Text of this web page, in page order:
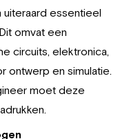
uiteraard essentieel
omvat een
circuits, elektronica,
ontwerp en simulatie.
moet deze